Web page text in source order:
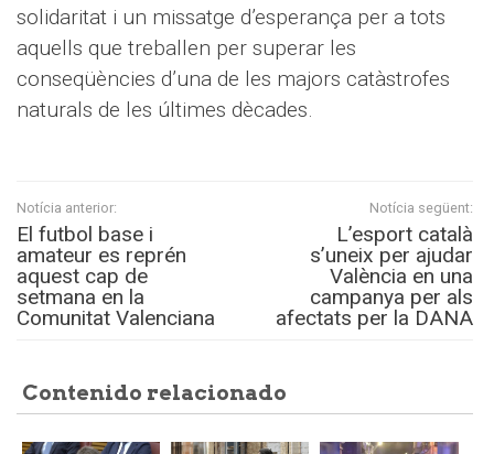
solidaritat i un missatge d’esperança per a tots
aquells que treballen per superar les
conseqüències d’una de les majors catàstrofes
naturals de les últimes dècades.
Notícia anterior:
El futbol base i
amateur es reprén
aquest cap de
setmana en la
Comunitat Valenciana
Notícia següent:
L’esport català
s’uneix per ajudar
València en una
campanya per als
afectats per la DANA
Contenido relacionado